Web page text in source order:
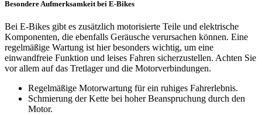
Besondere Aufmerksamkeit bei E-Bikes
Bei E-Bikes gibt es zusätzlich motorisierte Teile und elektrische
Komponenten, die ebenfalls Geräusche verursachen können. Eine
regelmäßige Wartung ist hier besonders wichtig, um eine
einwandfreie Funktion und leises Fahren sicherzustellen. Achten Sie
vor allem auf das Tretlager und die Motorverbindungen.
Regelmäßige Motorwartung für ein ruhiges Fahrerlebnis.
Schmierung der Kette bei hoher Beanspruchung durch den
Motor.